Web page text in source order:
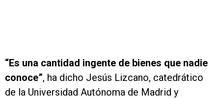
“Es una cantidad ingente de bienes que nadie
conoce”, ha dicho Jesús Lizcano, catedrático
de la Universidad Autónoma de Madrid y